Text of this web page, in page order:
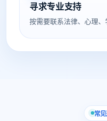
寻求专业支持
按需要联系法律、心理、
常